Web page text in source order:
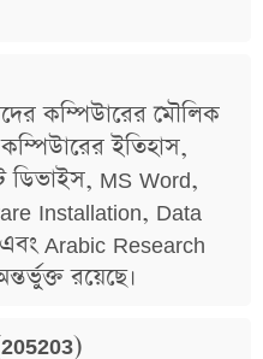
কম্পিউারের মৌলিক
ইতিহাস,
ডিভাইস, MS Word,
Installation, Data
Arabic Research
রয়েছে।